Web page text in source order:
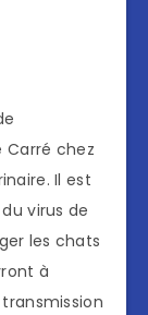
Carré chez
Il est
virus de
les chats
à